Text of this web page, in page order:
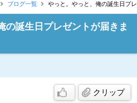
ブログ一覧 やっと。やっと、俺の誕生日プ
の誕生日プレゼントが届きま
クリップ